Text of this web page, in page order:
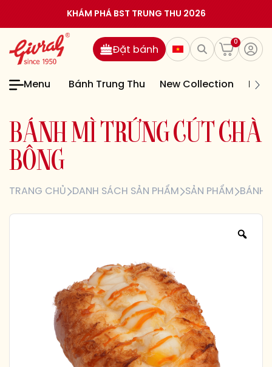
KHÁM PHÁ BST TRUNG THU 2026
0
Đặt bánh
Menu Bánh Trung Thu New Collection
BÁ N H M RỨ NG CÚ C H À
BÔ NG
TRANG CHỦ DANH SÁCH SẢN PHẨM SẢN PHẨM BÁNH